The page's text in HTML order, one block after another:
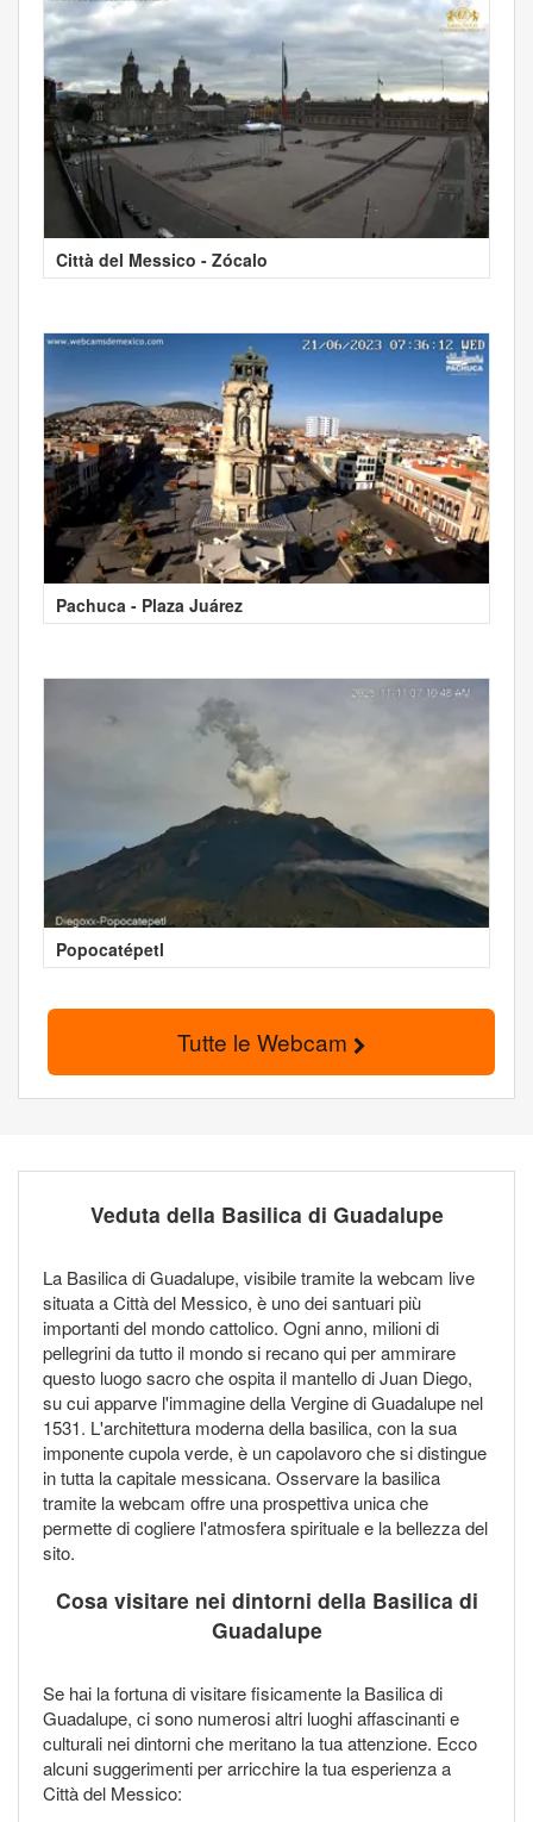
Città del Messico - Zócalo
Pachuca - Plaza Juárez
Popocatépetl
Tutte le Webcam
Veduta della Basilica di Guadalupe
La Basilica di Guadalupe, visibile tramite la webcam live
situata a Città del Messico, è uno dei santuari più
importanti del mondo cattolico. Ogni anno, milioni di
pellegrini da tutto il mondo si recano qui per ammirare
questo luogo sacro che ospita il mantello di Juan Diego,
su cui apparve l'immagine della Vergine di Guadalupe nel
1531. L'architettura moderna della basilica, con la sua
imponente cupola verde, è un capolavoro che si distingue
in tutta la capitale messicana. Osservare la basilica
tramite la webcam offre una prospettiva unica che
permette di cogliere l'atmosfera spirituale e la bellezza del
sito.
Cosa visitare nei dintorni della Basilica di
Guadalupe
Se hai la fortuna di visitare fisicamente la Basilica di
Guadalupe, ci sono numerosi altri luoghi affascinanti e
culturali nei dintorni che meritano la tua attenzione. Ecco
alcuni suggerimenti per arricchire la tua esperienza a
Città del Messico: